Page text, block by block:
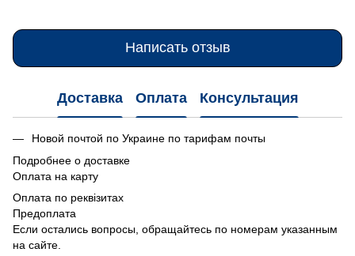
Написать отзыв
Доставка Оплата Консультация
Новой почтой по Украине по тарифам почты
Подробнее о доставке
Оплата на карту
Оплата по реквізитах
Предоплата
Если остались вопросы, обращайтесь по номерам указанным
на сайте.